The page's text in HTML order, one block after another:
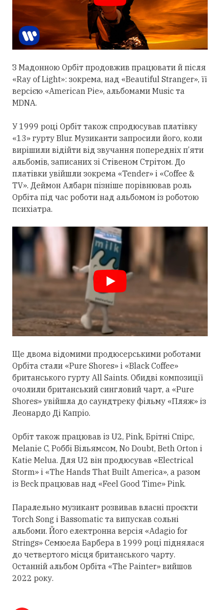
З Мадонною Орбіт продовжив працювати й після
«Ray of Light»: зокрема, над «Beautiful Stranger», її
версією «American Pie», альбомами Music та
MDNA.
У 1999 році Орбіт також спродюсував платівку
«13» гурту Blur. Музиканти запросили його, коли
вирішили відійти від звучання попередніх п’яти
альбомів, записаних зі Стівеном Стрітом. До
платівки увійшли зокрема «Tender» і «Coffee &
TV». Деймон Албарн пізніше порівнював роль
Орбіта під час роботи над альбомом із роботою
психіатра.
Ще двома відомими продюсерськими роботами
Орбіта стали «Pure Shores» і «Black Coffee»
британського гурту All Saints. Обидві композиції
очолили британський сингловий чарт, а «Pure
Shores» увійшла до саундтреку фільму «Пляж» із
Леонардо Ді Капріо.
Орбіт також працював із U2, Pink, Брітні Спірс,
Melanie C, Роббі Вільямсом, No Doubt, Beth Orton і
Katie Melua. Для U2 він продюсував «Electrical
Storm» і «The Hands That Built America», а разом
із Beck працював над «Feel Good Time» Pink.
Паралельно музикант розвивав власні проєкти
Torch Song і Bassomatic та випускав сольні
альбоми. Його електронна версія «Adagio for
Strings» Семюела Барбера в 1999 році піднялася
до четвертого місця британського чарту.
Останній альбом Орбіта «The Painter» вийшов
2022 року.